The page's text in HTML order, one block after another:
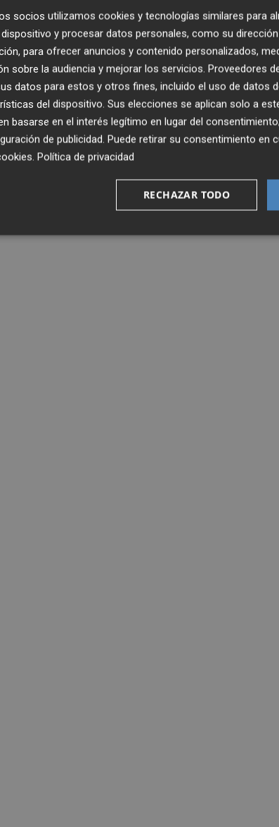
socios utilizamos cookies y tecnologías similares para
y procesar datos personales, como su
para ofrecer anuncios y contenido personalizados,
sobre la audiencia y mejorar los servicios. Proveedores
datos para estos y otros fines, incluido el uso de datos
del dispositivo. Sus elecciones se aplican solo a
basarse en el interés legítimo en lugar del
de publicidad. Puede retirar su consentimiento en
. Política de privacidad
RECHAZAR TODO